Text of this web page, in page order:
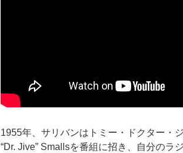
1955年、サリバンはトミー・ドクター・
“Dr. Jive” Smallsを番組に招き、自分のラ